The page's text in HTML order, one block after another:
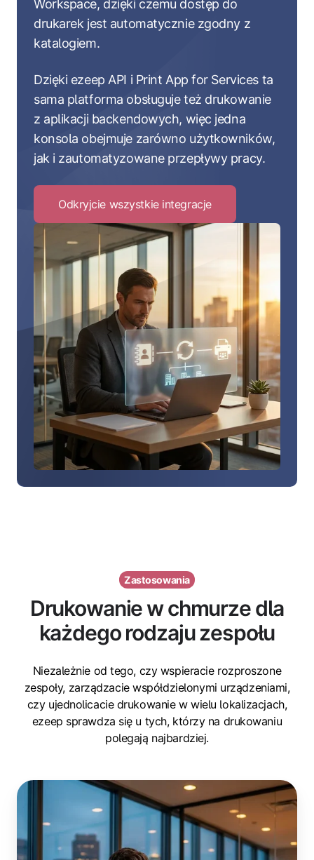
Workspace, dzięki czemu dostęp do
drukarek jest automatycznie zgodny z
katalogiem.
Dzięki ezeep API i Print App for Services ta
sama platforma obsługuje też drukowanie
z aplikacji backendowych, więc jedna
konsola obejmuje zarówno użytkowników,
jak i zautomatyzowane przepływy pracy.
Odkryjcie wszystkie integracjeClick
to
wszystkie
integracje
Zastosowania
Drukowanie w chmurze dla
każdego rodzaju zespołu
Niezależnie od tego, czy wspieracie rozproszone
zespoły, zarządzacie współdzielonymi urządzeniami,
czy ujednolicacie drukowanie w wielu lokalizacjach,
ezeep sprawdza się u tych, którzy na drukowaniu
polegają najbardziej.
Zespoły
operacyjne